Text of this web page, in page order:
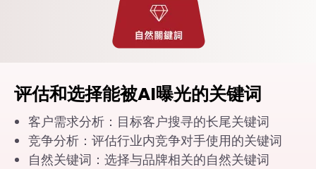
评估和选择能被AI曝光的关键词
客户需求分析：目标客户搜寻的长尾关键词
竞争分析：评估行业内竞争对手使用的关键词
自然关键词：选择与品牌相关的自然关键词